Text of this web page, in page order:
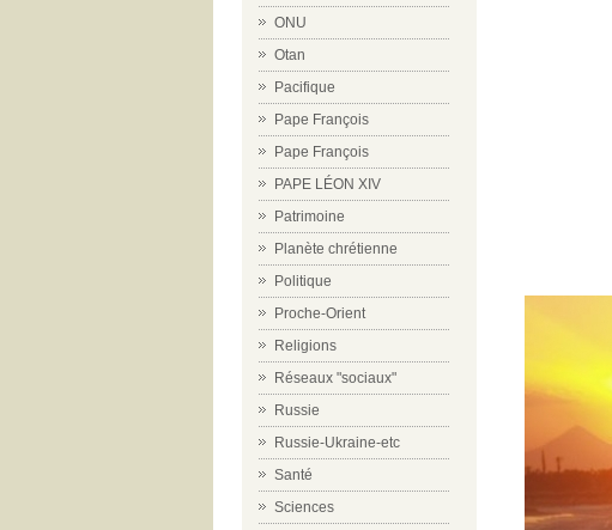
ONU
Otan
Pacifique
Pape François
Pape François
PAPE LÉON XIV
Patrimoine
Planète chrétienne
Politique
Proche-Orient
Religions
Réseaux "sociaux"
Russie
Russie-Ukraine-etc
Santé
Sciences